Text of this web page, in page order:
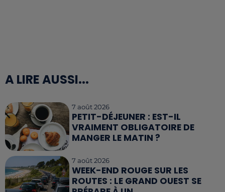
A LIRE AUSSI...
7 août 2026
PETIT-DÉJEUNER : EST-IL
VRAIMENT OBLIGATOIRE DE
MANGER LE MATIN ?
7 août 2026
WEEK-END ROUGE SUR LES
ROUTES : LE GRAND OUEST SE